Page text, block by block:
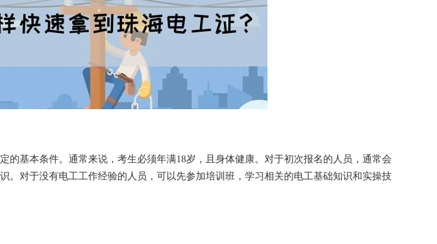
的基本条件。通常来说，考生必须年满18岁，且身体健康。对于初次报名的人员，通常会
。对于没有电工工作经验的人员，可以先参加培训班，学习相关的电工基础知识和实操技